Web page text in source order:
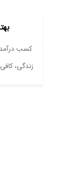
کسب
زندگی،